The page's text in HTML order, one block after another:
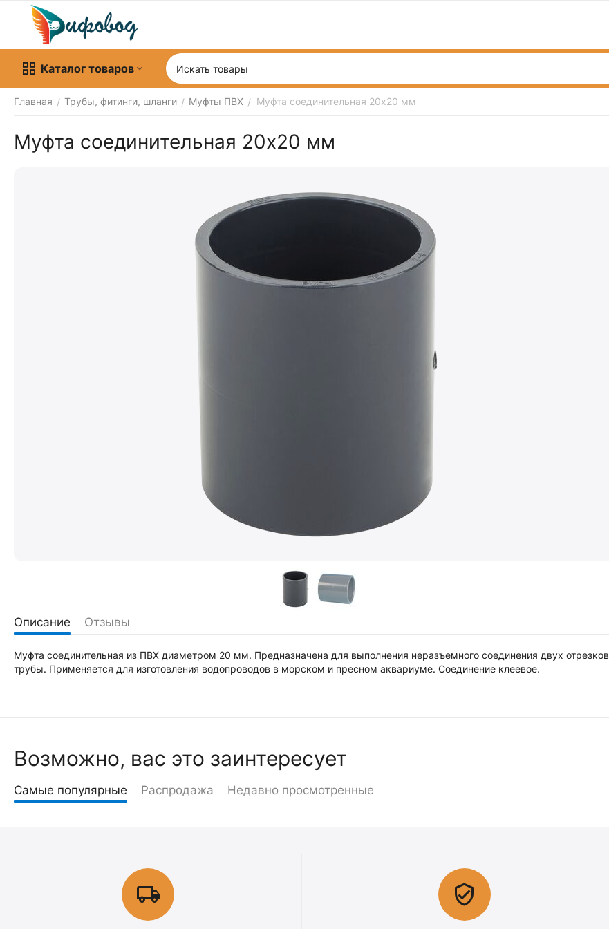
Каталог товаров
Главная / Трубы, фитинги, шланги / Муфты ПВХ / Муфта соединительная 20х20 мм
Муфта соединительная 20х20 мм
Описание Отзывы
Муфта соединительная из ПВХ диаметром 20 мм. Предназначена для выполнения неразъемного соединения двух отрезков
трубы. Применяется для изготовления водопроводов в морском и пресном аквариуме. Соединение клеевое.
Возможно, вас это заинтересует
Самые популярные Распродажа Недавно просмотренные